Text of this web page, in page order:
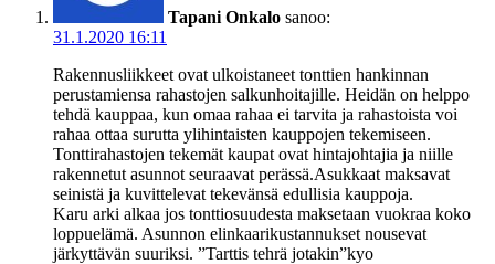
Tapani Onkalo sanoo:
31.1.2020 16:11
Rakennusliikkeet ovat ulkoistaneet tonttien hankinnan
perustamiensa rahastojen salkunhoitajille. Heidän on helppo
tehdä kauppaa, kun omaa rahaa ei tarvita ja rahastoista voi
rahaa ottaa surutta ylihintaisten kauppojen tekemiseen.
Tonttirahastojen tekemät kaupat ovat hintajohtajia ja niille
rakennetut asunnot seuraavat perässä.Asukkaat maksavat
seinistä ja kuvittelevat tekevänsä edullisia kauppoja.
Karu arki alkaa jos tonttiosuudesta maksetaan vuokraa koko
loppuelämä. Asunnon elinkaarikustannukset nousevat
järkyttävän suuriksi. ”Tarttis tehrä jotakin”kyo